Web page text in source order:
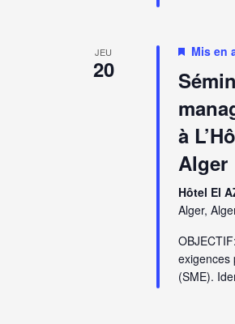
JEU
20
Mis en
à
Alger
Hôtel El
Alger,
exigences
(SME).